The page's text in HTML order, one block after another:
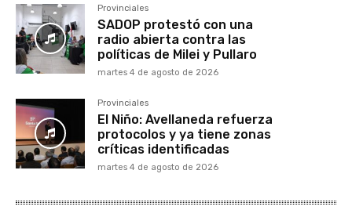
Provinciales
SADOP protestó con una
radio abierta contra las
políticas de Milei y Pullaro
martes 4 de agosto de 2026
Provinciales
El Niño: Avellaneda refuerza
protocolos y ya tiene zonas
críticas identificadas
martes 4 de agosto de 2026